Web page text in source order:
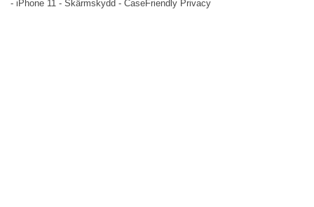
- iPhone 11 - Skärmskydd - CaseFriendly Privacy